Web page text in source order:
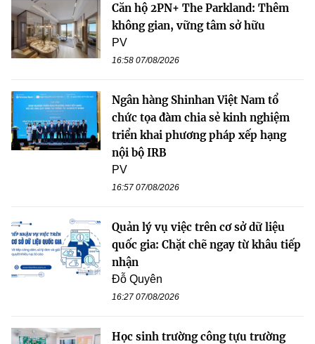
Căn hộ 2PN+ The Parkland: Thêm
không gian, vững tâm sở hữu
PV
16:58 07/08/2026
Ngân hàng Shinhan Việt Nam tổ
chức tọa đàm chia sẻ kinh nghiệm
triển khai phương pháp xếp hạng
nội bộ IRB
PV
16:57 07/08/2026
Quản lý vụ việc trên cơ sở dữ liệu
quốc gia: Chặt chẽ ngay từ khâu tiếp
nhận
Đỗ Quyên
16:27 07/08/2026
Học sinh trường công tựu trường